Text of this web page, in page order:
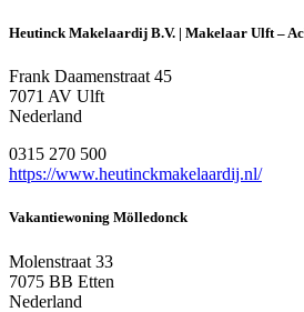
Heutinck Makelaardij B.V. | Makelaar Ulft –
Frank Daamenstraat 45
7071 AV Ulft
Nederland
0315 270 500
https://www.heutinckmakelaardij.nl/
Vakantiewoning Mölledonck
Molenstraat 33
7075 BB Etten
Nederland